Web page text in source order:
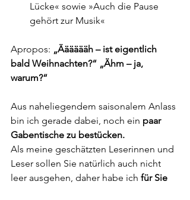
Lücke« sowie »Auch die Pause
gehört zur Musik«
Apropos: „Ääääääh – ist eigentlich
bald Weihnachten?“ „Ähm – ja,
warum?“
Aus naheliegendem saisonalem Anlass
bin ich gerade dabei, noch ein paar
Gabentische zu bestücken.
Als meine geschätzten Leserinnen und
Leser sollen Sie natürlich auch nicht
leer ausgehen, daher habe ich für Sie